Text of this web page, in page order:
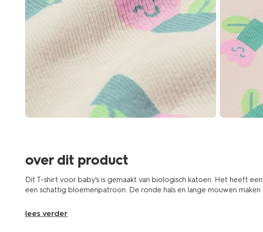
over dit product
Dit T-shirt voor baby's is gemaakt van biologisch katoen. Het heeft
een schattig bloemenpatroon. De ronde hals en lange mouwen maken
lees verder